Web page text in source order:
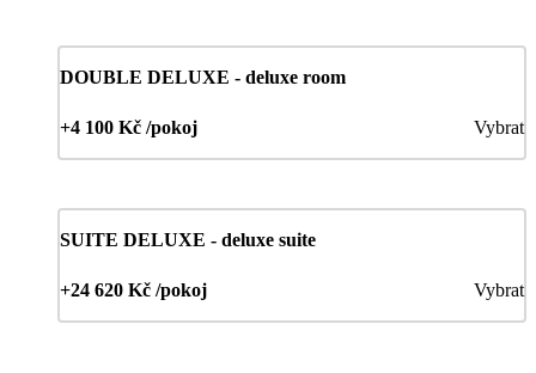
DOUBLE DELUXE - deluxe room
+4 100 Kč /pokoj Vybrat
SUITE DELUXE - deluxe suite
+24 620 Kč /pokoj Vybrat